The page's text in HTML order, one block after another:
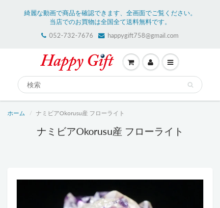
綺麗な動画で商品を確認できます、全画面でご覧ください。
当店でのお買物は全国全て送料無料です。
052-732-7676
happygift758@gmail.com
ホーム ナミビアOkorusu産 フローライト
ナミビアOkorusu産 フローライト